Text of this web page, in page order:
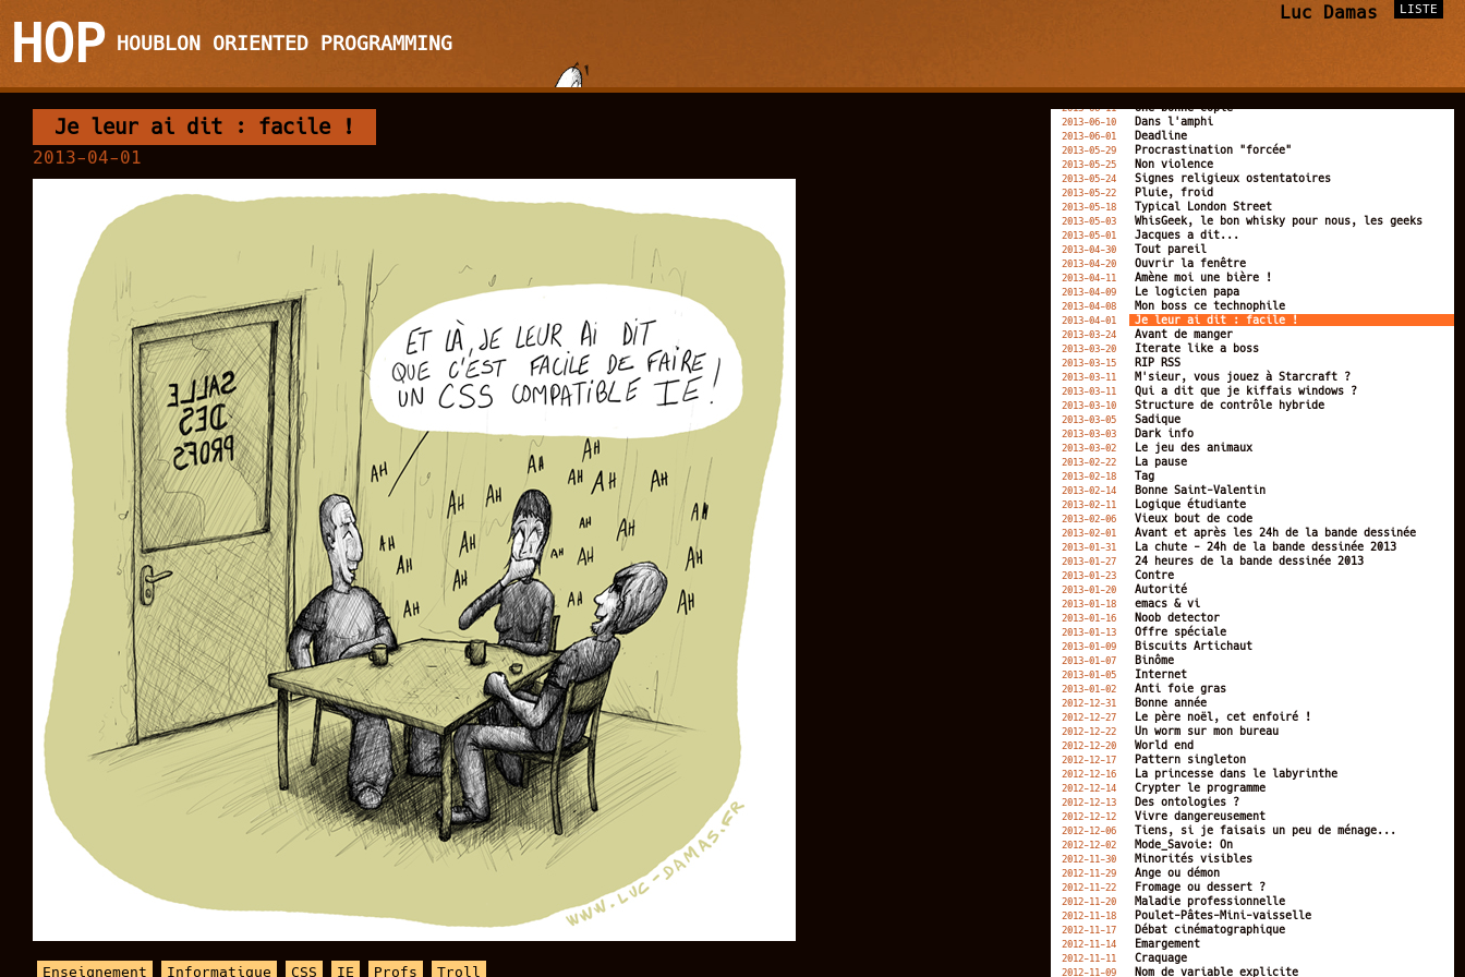
HOP HOUBLON ORIENTED PROGRAMMING
LISTE
Luc Damas
Classement des dépendances aux drogues
2013-06-13 Speed dating spécial geeks
2013-06-11 Une bonne copie
2013-06-10 Dans l'amphi
2013-06-01 Deadline
2013-05-29 Procrastination "forcée"
2013-05-25 Non violence
2013-05-24 Signes religieux ostentatoires
2013-05-22 Pluie, froid
2013-05-18 Typical London Street
2013-05-03 WhisGeek, le bon whisky pour nous, les geeks
2013-05-01 Jacques a dit...
2013-04-30 Tout pareil
2013-04-20 Ouvrir la fenêtre
2013-04-11 Amène moi une bière !
2013-04-09 Le logicien papa
2013-04-08 Mon boss ce technophile
2013-04-01 Je leur ai dit : facile !
2013-03-24 Avant de manger
2013-03-20 Iterate like a boss
2013-03-15 RIP RSS
2013-03-11 M'sieur, vous jouez à Starcraft ?
2013-03-11 Qui a dit que je kiffais windows ?
2013-03-10 Structure de contrôle hybride
2013-03-05 Sadique
2013-03-03 Dark info
2013-03-02 Le jeu des animaux
2013-02-22 La pause
2013-02-18 Tag
2013-02-14 Bonne Saint-Valentin
2013-02-11 Logique étudiante
2013-02-06 Vieux bout de code
2013-02-01 Avant et après les 24h de la bande dessinée
2013-01-31 La chute - 24h de la bande dessinée 2013
2013-01-27 24 heures de la bande dessinée 2013
2013-01-23 Contre
2013-01-20 Autorité
2013-01-18 emacs & vi
2013-01-16 Noob detector
2013-01-13 Offre spéciale
2013-01-09 Biscuits Artichaut
2013-01-07 Binôme
2013-01-05 Internet
2013-01-02 Anti foie gras
2012-12-31 Bonne année
2012-12-27 Le père noël, cet enfoiré !
2012-12-22 Un worm sur mon bureau
2012-12-20 World end
2012-12-17 Pattern singleton
2012-12-16 La princesse dans le labyrinthe
2012-12-14 Crypter le programme
2012-12-13 Des ontologies ?
2012-12-12 Vivre dangereusement
2012-12-06 Tiens, si je faisais un peu de ménage...
2012-12-02 Mode_Savoie: On
2012-11-30 Minorités visibles
2012-11-29 Ange ou démon
2012-11-22 Fromage ou dessert ?
2012-11-20 Maladie professionnelle
2012-11-18 Poulet-Pâtes-Mini-vaisselle
2012-11-17 Débat cinématographique
2012-11-14 Emargement
2012-11-11 Craquage
2012-11-09 Nom de variable explicite
Je leur ai dit : facile !
2013-04-01
Enseignement Informatique CSS IE Profs Troll